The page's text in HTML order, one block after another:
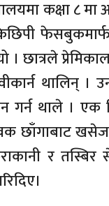
कक्षा ८
छात्रले
थालिन्
गर्न थाले । एक
छाँगाबाट
र